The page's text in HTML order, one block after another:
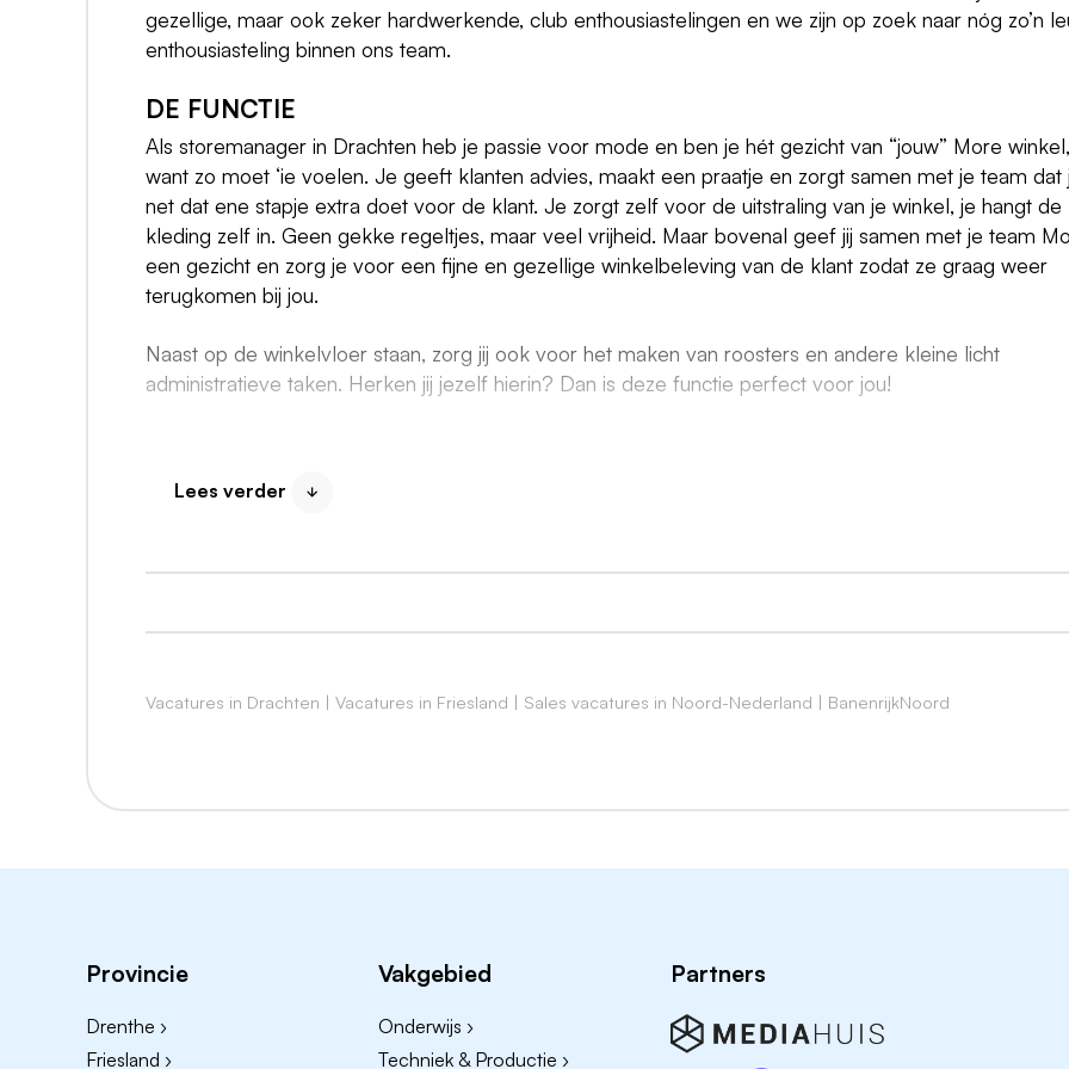
gezellige, maar ook zeker hardwerkende, club enthousiastelingen en we zijn op zoek naar nóg zo’n
enthousiasteling binnen ons team.
DE FUNCTIE
Als storemanager in Drachten heb je passie voor mode en ben je hét gezicht van “jouw” More winkel,
want zo moet ‘ie voelen. Je geeft klanten advies, maakt een praatje en zorgt samen met je team dat
net dat ene stapje extra doet voor de klant. Je zorgt zelf voor de uitstraling van je winkel, je hangt de
kleding zelf in. Geen gekke regeltjes, maar veel vrijheid. Maar bovenal geef jij samen met je team
een gezicht en zorg je voor een fijne en gezellige winkelbeleving van de klant zodat ze graag weer
terugkomen bij jou.
Naast op de winkelvloer staan, zorg jij ook voor het maken van roosters en andere kleine licht
administratieve taken. Herken jij jezelf hierin? Dan is deze functie perfect voor jou!
Je bent sociaal en legt makkelijk contact. Je zit vol energie en kunt anderen je enthousiasme
uit ziet.
Je hebt of bent:
Woonachtig in de omgeving van Drachten
Lees verder
Vacatures in Drachten | Vacatures in Friesland | Sales vacatures in Noord-Nederland | BanenrijkNoord
Provincie
Drenthe ›
Friesland ›
Vakgebied
Onderwijs ›
Techniek & Productie ›
Partners